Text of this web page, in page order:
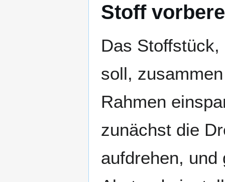
Stoff
Das
soll,
Rahmen
zunächst die
aufdrehen, und